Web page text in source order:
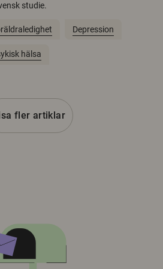
studie.
Depression
hälsa
fler artiklar